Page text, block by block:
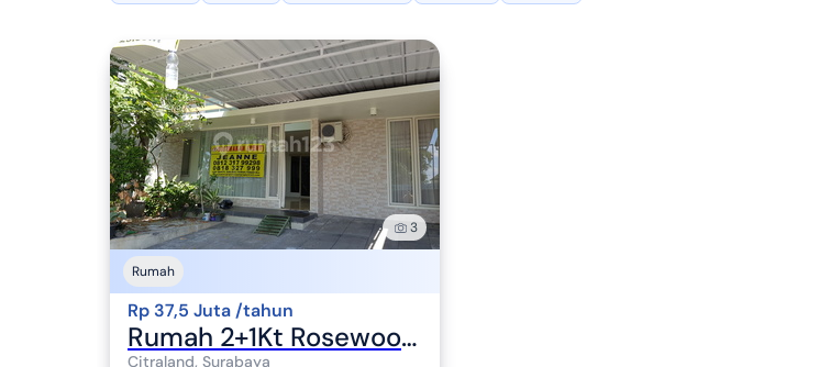
3
Rumah
Rp 37,5 Juta /tahun
Rumah 2+1Kt Rosewood, Citraland Utara, Sby!
Citraland, Surabaya